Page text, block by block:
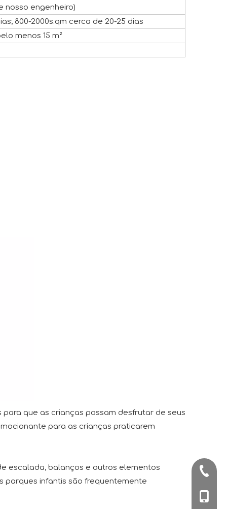
nosso engenheiro)
800-2000s.qm cerca de 20-25 dias
menos 15 m²
que as crianças possam desfrutar de seus
para as crianças praticarem
escalada, balanços e outros elementos
parques infantis são frequentemente
+86-